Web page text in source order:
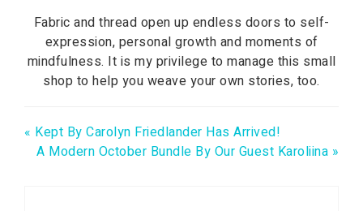
Fabric and thread open up endless doors to self-
expression, personal growth and moments of
mindfulness. It is my privilege to manage this small
shop to help you weave your own stories, too.
« Kept By Carolyn Friedlander Has Arrived!
A Modern October Bundle By Our Guest Karoliina »